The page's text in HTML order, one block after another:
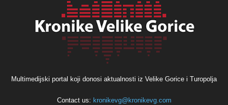
Multimedijski portal koji donosi aktualnosti iz Velike Gorice i Turopolja
Contact us: kronikevg@kronikevg.com